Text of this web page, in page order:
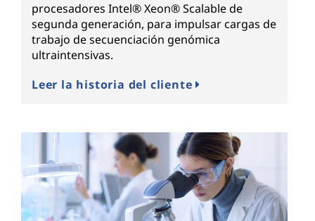
procesadores Intel® Xeon® Scalable de
segunda generación, para impulsar cargas de
trabajo de secuenciación genómica
ultraintensivas.
Leer la historia del cliente